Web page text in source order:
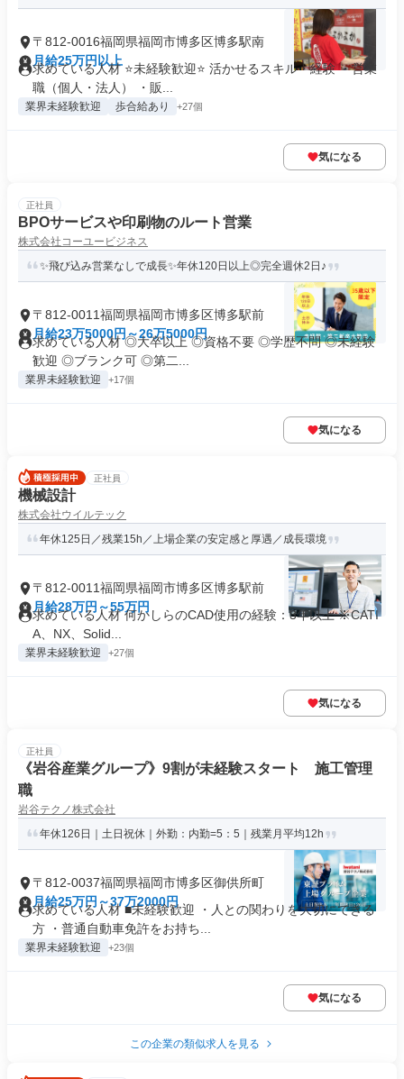
〒812-0016福岡県福岡市博多区博多駅南
月給25万円以上
求めている人材 ⭐未経験歓迎⭐ 活かせるスキル・経験 ・営業
職（個人・法人） ・販...
業界未経験歓迎 歩合給あり +27個
気になる
正社員
BPOサービスや印刷物のルート営業
株式会社コーユービジネス
✨飛び込み営業なしで成長✨年休120日以上◎完全週休2日♪
〒812-0011福岡県福岡市博多区博多駅前
月給23万5000円～26万5000円
求めている人材 ◎大卒以上 ◎資格不要 ◎学歴不問 ◎未経験
歓迎 ◎ブランク可 ◎第二...
業界未経験歓迎 +17個
気になる
正社員
機械設計
株式会社ウイルテック
年休125日／残業15h／上場企業の安定感と厚遇／成長環境
〒812-0011福岡県福岡市博多区博多駅前
月給28万円～55万円
求めている人材 何かしらのCAD使用の経験：3年以上 ※CATI
A、NX、Solid...
業界未経験歓迎 +27個
気になる
正社員
《岩谷産業グループ》9割が未経験スタート 施工管理
職
岩谷テクノ株式会社
年休126日｜土日祝休｜外勤：内勤=5：5｜残業月平均12h
〒812-0037福岡県福岡市博多区御供所町
月給25万円～37万2000円
求めている人材 ■未経験歓迎 ・人との関わりを大切にできる
方 ・普通自動車免許をお持ち...
業界未経験歓迎 +23個
気になる
この企業の類似求人を見る